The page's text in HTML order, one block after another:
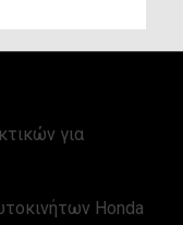
για
Honda